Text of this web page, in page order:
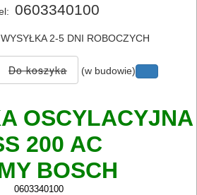
0603340100
WYSYŁKA 2-5 DNI ROBOCZYCH
(w budowie)
OSCYLACYJNA
200 AC
BOSCH
0603340100